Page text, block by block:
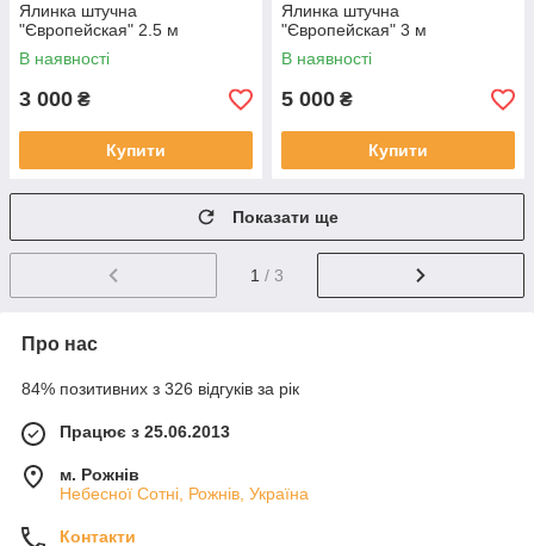
Ялинка штучна
"Європейская" 2.5 м
В наявності
3 000 ₴
Купити
Ялинка штучна
"Європейская" 3 м
В наявності
5 000 ₴
Купити
Показати ще
1 / 3
Про нас
84% позитивних з 326 відгуків за рік
Працює з 25.06.2013
м. Рожнів
Небесної Сотні, Рожнів, Україна
Контакти